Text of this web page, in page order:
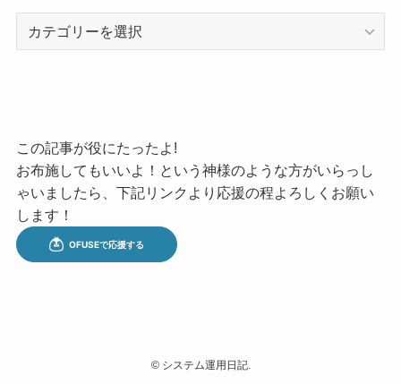
この記事が役にたったよ!
お布施してもいいよ！という神様のような方がいらっし
ゃいましたら、下記リンクより応援の程よろしくお願い
します！
©システム運用日記.